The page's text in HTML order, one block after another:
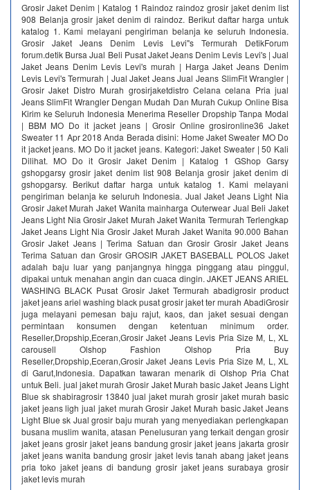
Grosir Jaket Denim | Katalog 1 Raindoz raindoz grosir jaket denim list
908 Belanja grosir jaket denim di raindoz. Berikut daftar harga untuk
katalog 1. Kami melayani pengiriman belanja ke seluruh Indonesia.
Grosir Jaket Jeans Denim Levis Levi"s Termurah DetikForum
forum.detik Bursa Jual Beli Pusat Jaket Jeans Denim Levis Levi's | Jual
Jaket Jeans Denim Levis Levi's murah | Harga Jaket Jeans Denim
Levis Levi's Termurah | Jual Jaket Jeans Jual Jeans SlimFit Wrangler |
Grosir Jaket Distro Murah grosirjaketdistro Celana celana Pria jual
Jeans SlimFit Wrangler Dengan Mudah Dan Murah Cukup Online Bisa
Kirim ke Seluruh Indonesia Menerima Reseller Dropship Tanpa Modal
| BBM MO Do it jacket jeans | Grosir Online grosironline36 Jaket
Sweater 11 Apr 2018 Anda Berada disini: Home Jaket Sweater MO Do
it jacket jeans. MO Do it jacket jeans. Kategori: Jaket Sweater | 50 Kali
Dilihat. MO Do it Grosir Jaket Denim | Katalog 1 GShop Garsy
gshopgarsy grosir jaket denim list 908 Belanja grosir jaket denim di
gshopgarsy. Berikut daftar harga untuk katalog 1. Kami melayani
pengiriman belanja ke seluruh Indonesia. Jual Jaket Jeans Light Nia
Grosir Jaket Murah Jaket Wanita mainharga Outerwear Jual Beli Jaket
Jeans Light Nia Grosir Jaket Murah Jaket Wanita Termurah Terlengkap
Jaket Jeans Light Nia Grosir Jaket Murah Jaket Wanita 90.000 Bahan
Grosir Jaket Jeans | Terima Satuan dan Grosir Grosir Jaket Jeans
Terima Satuan dan Grosir GROSIR JAKET BASEBALL POLOS Jaket
adalah baju luar yang panjangnya hingga pinggang atau pinggul,
dipakai untuk menahan angin dan cuaca dingin. JAKET JEANS ARIEL
WASHING BLACK Pusat Grosir Jaket Termurah abadigrosir product
jaket jeans ariel washing black pusat grosir jaket ter murah AbadiGrosir
juga melayani pemesan baju rajut, kaos, dan jaket sesuai dengan
permintaan konsumen dengan ketentuan minimum order.
Reseller,Dropship,Eceran,Grosir Jaket Jeans Levis Pria Size M, L, XL
carousell Olshop Fashion Olshop Pria Buy
Reseller,Dropship,Eceran,Grosir Jaket Jeans Levis Pria Size M, L, XL
di Garut,Indonesia. Dapatkan tawaran menarik di Olshop Pria Chat
untuk Beli. jual jaket murah Grosir Jaket Murah basic Jaket Jeans Light
Blue sk shabiragrosir 13840 jual jaket murah grosir jaket murah basic
jaket jeans ligh jual jaket murah Grosir Jaket Murah basic Jaket Jeans
Light Blue sk Jual grosir baju murah yang menyediakan perlengkapan
busana muslim wanita, atasan Penelusuran yang terkait dengan grosir
jaket jeans grosir jaket jeans bandung grosir jaket jeans jakarta grosir
jaket jeans wanita bandung grosir jaket levis tanah abang jaket jeans
pria toko jaket jeans di bandung grosir jaket jeans surabaya grosir
jaket levis murah